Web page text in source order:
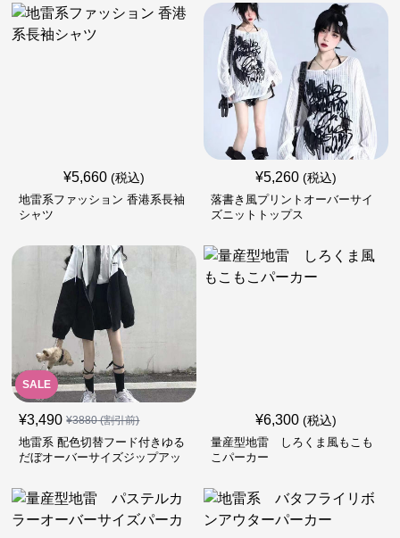
¥5,660 (税込)
地雷系ファッション 香港系長袖
シャツ
¥5,260 (税込)
落書き風プリントオーバーサイ
ズニットトップス
SALE
¥3,490 ¥3880(割引前)
地雷系 配色切替フード付きゆる
だぼオーバーサイズジップアッ
¥6,300 (税込)
量産型地雷 しろくま風もこも
こパーカー